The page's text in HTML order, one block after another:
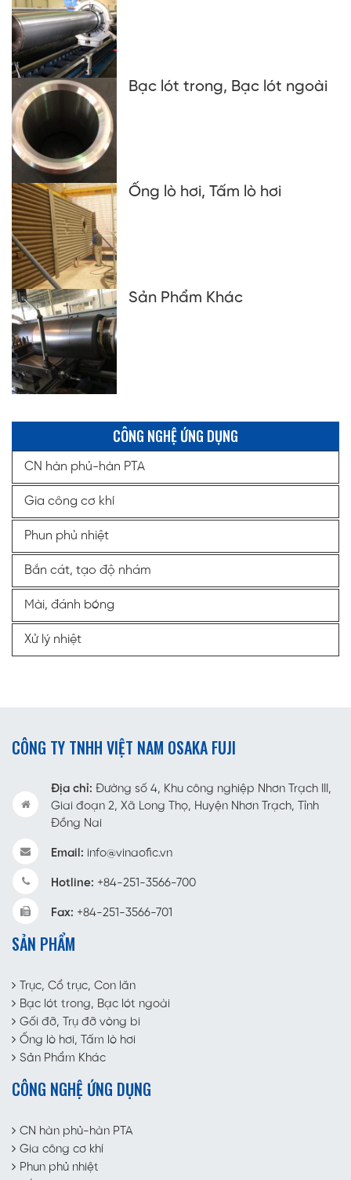
Bạc lót trong, Bạc lót ngoài
Ống lò hơi, Tấm lò hơi
Sản Phẩm Khác
CÔNG NGHỆ ỨNG DỤNG
CN hàn phủ-hàn PTA
Gia công cơ khí
Phun phủ nhiệt
Bắn cát, tạo độ nhám
Mài, đánh bóng
Xử lý nhiệt
CÔNG TY TNHH VIỆT NAM OSAKA FUJI
Địa chỉ: Đường số 4, Khu công nghiệp Nhơn Trạch III,
Giai đoạn 2, Xã Long Thọ, Huyện Nhơn Trạch, Tỉnh
Đồng Nai
Email: info@vinaofic.vn
Hotline: +84-251-3566-700
Fax: +84-251-3566-701
SẢN PHẨM
Trục, Cổ trục, Con lăn
Bạc lót trong, Bạc lót ngoài
Gối đỡ, Trụ đỡ vòng bi
Ống lò hơi, Tấm lò hơi
Sản Phẩm Khác
CÔNG NGHỆ ỨNG DỤNG
CN hàn phủ-hàn PTA
Gia công cơ khí
Phun phủ nhiệt